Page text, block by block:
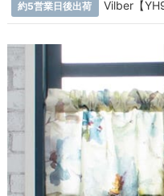
約5営業日後出荷 Vilber【